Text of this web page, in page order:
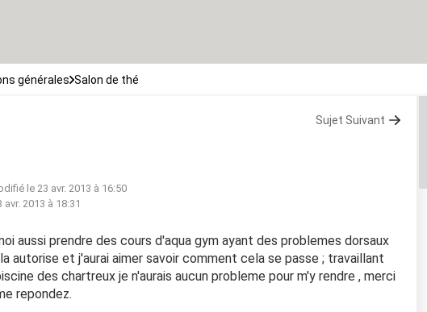
générales Salon de thé
Sujet Suivant
le 23 avr. 2013 à 16:50
avr. 2013 à 18:31
aussi prendre des cours d'aqua gym ayant des problemes dorsaux
autorise et j'aurai aimer savoir comment cela se passe ; travaillant
des chartreux je n'aurais aucun probleme pour m'y rendre , merci
repondez.